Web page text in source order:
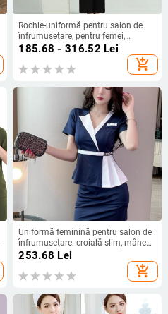
Rochie-uniformă pentru salon de
înfrumusețare, pentru femei,
tehniciană pedichiură, model JY-
poliesterică ce elimină umezeala
185.68 - 316.52 Lei
add_shopping_cart
Uniformă feminină pentru salon de
înfrumusețare: croială slim, mâneci
scurte, decolteu în V, poliester cu
absorbție a umidității, lungime
medie 65-80 cm
253.68 Lei
add_shopping_cart